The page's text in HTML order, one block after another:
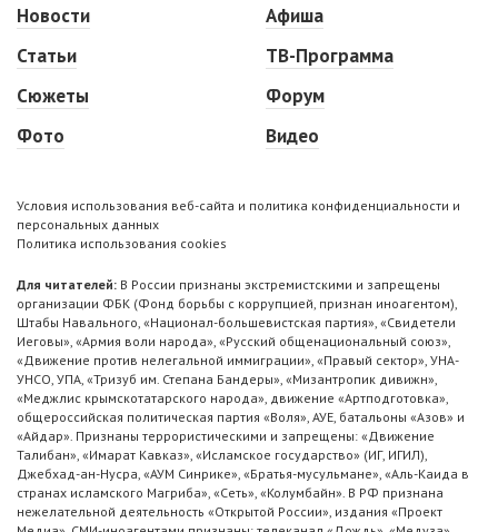
Новости
Статьи
Сюжеты
Фото
Афиша
ТВ-Программа
Форум
Видео
Условия использования веб-сайта и политика конфиденциальности и
персональных данных
Политика использования cookies
Для читателей: В России признаны экстремистскими и запрещены
организации ФБК (Фонд борьбы с коррупцией, признан иноагентом),
Штабы Навального, «Национал-большевистская партия», «Свидетели
Иеговы», «Армия воли народа», «Русский общенациональный союз»,
«Движение против нелегальной иммиграции», «Правый сектор», УНА-
УНСО, УПА, «Тризуб им. Степана Бандеры», «Мизантропик дивижн»,
«Меджлис крымскотатарского народа», движение «Артподготовка»,
общероссийская политическая партия «Воля», АУЕ, батальоны «Азов» и
«Айдар». Признаны террористическими и запрещены: «Движение
Талибан», «Имарат Кавказ», «Исламское государство» (ИГ, ИГИЛ),
Джебхад-ан-Нусра, «АУМ Синрике», «Братья-мусульмане», «Аль-Каида в
странах исламского Магриба», «Сеть», «Колумбайн». В РФ признана
нежелательной деятельность «Открытой России», издания «Проект